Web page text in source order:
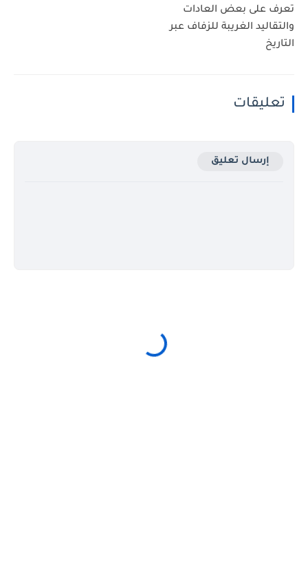
تعرف على بعض العادات
والتقاليد الغريبة للزفاف عبر
التاريخ
تعليقات
إرسال تعليق